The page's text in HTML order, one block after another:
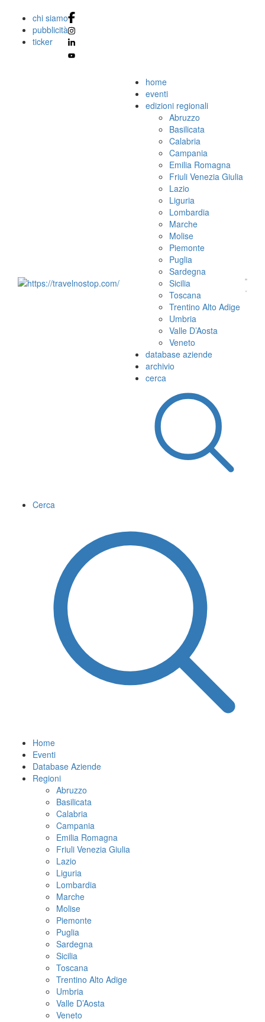
chi siamo
pubblicità
ticker
home
eventi
edizioni regionali
Abruzzo
Basilicata
Calabria
Campania
Emilia Romagna
Friuli Venezia Giulia
Lazio
Liguria
Lombardia
Marche
Molise
Piemonte
Puglia
Sardegna
Sicilia
Toscana
Trentino Alto Adige
Umbria
Valle D’Aosta
Veneto
database aziende
archivio
cerca
Cerca
Home
Eventi
Database Aziende
Regioni
Abruzzo
Basilicata
Calabria
Campania
Emilia Romagna
Friuli Venezia Giulia
Lazio
Liguria
Lombardia
Marche
Molise
Piemonte
Puglia
Sardegna
Sicilia
Toscana
Trentino Alto Adige
Umbria
Valle D’Aosta
Veneto